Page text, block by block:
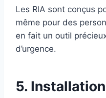
Les RIA sont conçus
même pour des
en fait un outil
d’urgence.
5.